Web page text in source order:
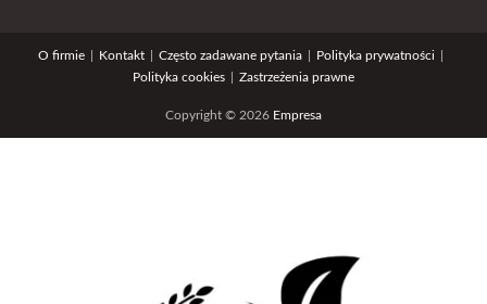
new
new
new
tab
new
tab
O firmie Kontakt Często zadawane pytania
Polityka prywatności
Polityka cookies
Zastrzeżenia prawne
Copyright © 2026 Empresa